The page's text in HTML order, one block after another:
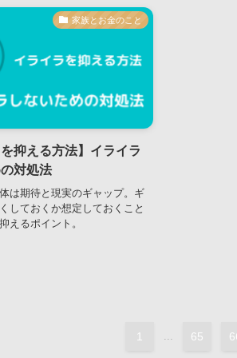
家族とお金のこと
を抑える方法】イライラ
対処法
は期待と現実のギャップ。ギ
しておくか想定しておくこと
えるポイント。
1 65